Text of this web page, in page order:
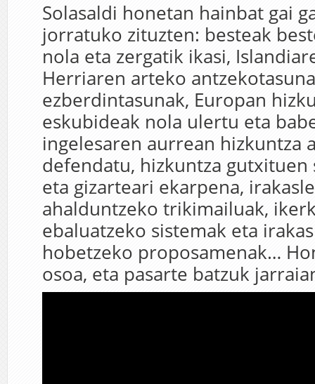
Solasaldi honetan hainbat gai
jorratuko zituzten: besteak
nola eta zergatik ikasi,
Herriaren arteko
ezberdintasunak, Europan
eskubideak nola ulertu eta
ingelesaren aurrean hizkuntza
defendatu, hizkuntza
eta gizarteari ekarpena,
ahalduntzeko trikimailuak,
ebaluatzeko sistemak eta
hobetzeko proposamenak…
osoa, eta pasarte batzuk